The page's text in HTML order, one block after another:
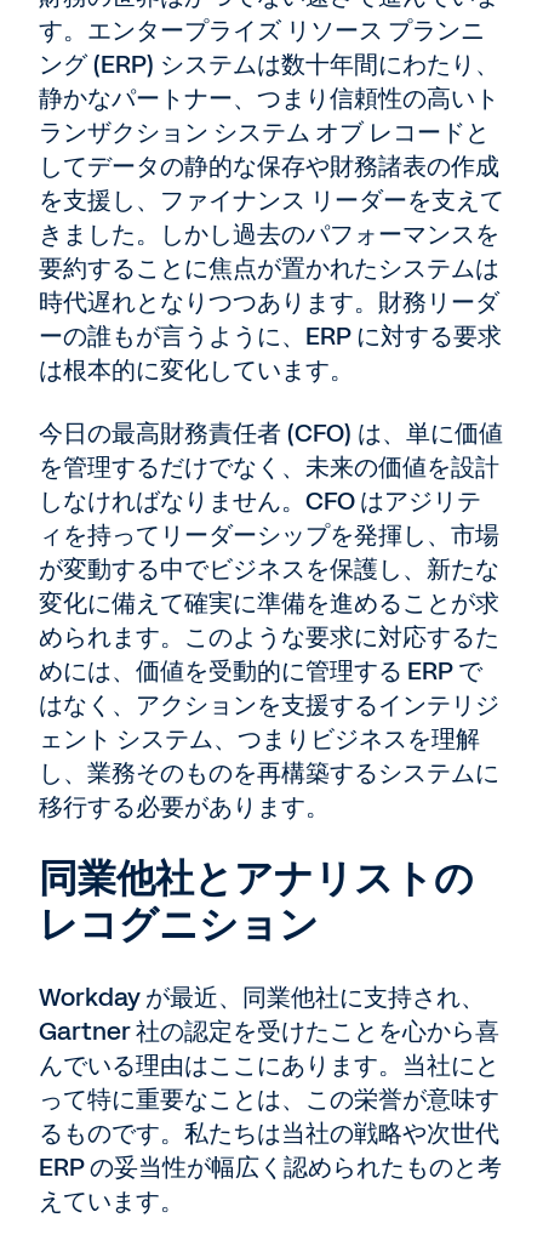
す。エンタープライズ リソース プランニ
ング (ERP) システムは数十年間にわたり、
静かなパートナー、つまり信頼性の高いト
ランザクション システム オブ レコードと
してデータの静的な保存や財務諸表の作成
を支援し、ファイナンス リーダーを支えて
きました。しかし過去のパフォーマンスを
要約することに焦点が置かれたシステムは
時代遅れとなりつつあります。財務リーダ
ーの誰もが言うように、ERP に対する要求
は根本的に変化しています。
今日の最高財務責任者 (CFO) は、単に価値
を管理するだけでなく、未来の価値を設計
しなければなりません。CFO はアジリテ
ィを持ってリーダーシップを発揮し、市場
が変動する中でビジネスを保護し、新たな
変化に備えて確実に準備を進めることが求
められます。このような要求に対応するた
めには、価値を受動的に管理する ERP で
はなく、アクションを支援するインテリジ
ェント システム、つまりビジネスを理解
し、業務そのものを再構築するシステムに
移行する必要があります。
同業他社とアナリストの
レコグニション
Workday が最近、同業他社に支持され、
Gartner 社の認定を受けたことを心から喜
んでいる理由はここにあります。当社にと
って特に重要なことは、この栄誉が意味す
るものです。私たちは当社の戦略や次世代
ERP の妥当性が幅広く認められたものと考
えています。